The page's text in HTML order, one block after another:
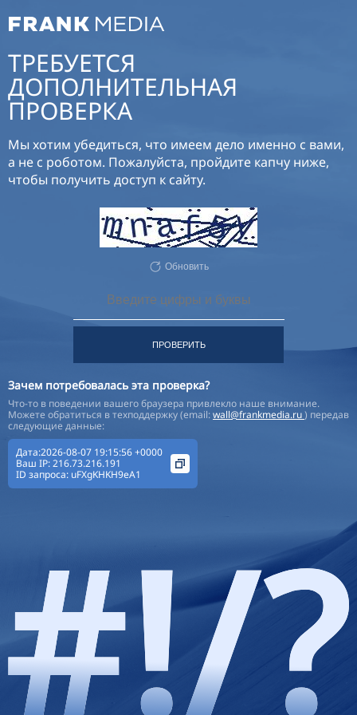
ТРЕБУЕТСЯ
ДОПОЛНИТЕЛЬНАЯ
ПРОВЕРКА
Мы хотим убедиться, что имеем дело именно с вами,
а не с роботом. Пожалуйста, пройдите капчу ниже,
чтобы получить доступ к сайту.
Обновить
ПРОВЕРИТЬ
Зачем потребовалась эта проверка?
Что-то в поведении вашего браузера привлекло наше внимание.
Можете обратиться в техподдержку (email:wall@frankmedia.ru) передав
следующие данные:
Дата:2026-08-07 19:15:56 +0000
Ваш IP:216.73.216.191
ID запроса: uFXgKHKH9eA1